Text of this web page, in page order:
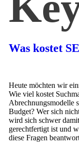
Was kostet
Heute möchten wir
Wie viel kostet
Abrechnungsmodelle
Budget? Wer sich
wird sich schwer
gerechtfertigt ist und
diese Fragen